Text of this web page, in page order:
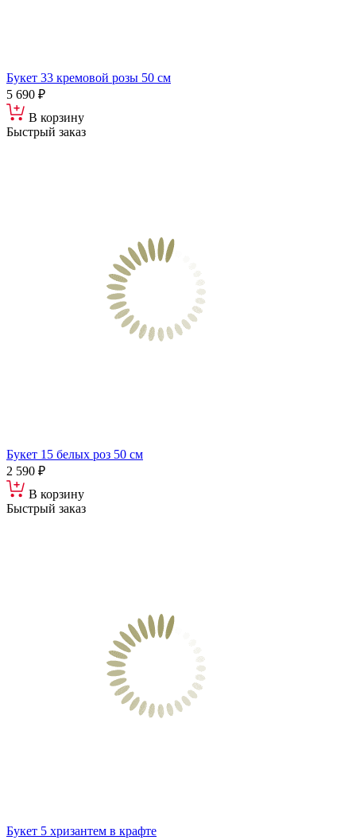
Букет 33 кремовой розы 50 см
5 690 ₽
В корзину
Быстрый заказ
Букет 15 белых роз 50 см
2 590 ₽
В корзину
Быстрый заказ
Букет 5 хризантем в крафте